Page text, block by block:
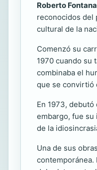
Roberto
reconocidos del
cultural de la
Comenzó su
1970 cuando su
combinaba el
que se convirtió
En 1973,
embargo, fue
de la
Una de sus
contemporánea.